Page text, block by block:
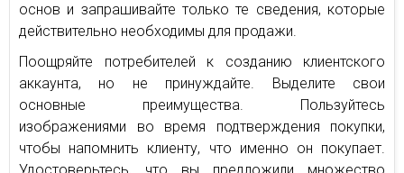
основ и запрашивайте только те сведения, которые
действительно необходимы для продажи.
Поощряйте потребителей к созданию клиентского
аккаунта, но не принуждайте. Выделите свои
основные преимущества. Пользуйтесь
изображениями во время подтверждения покупки,
чтобы напомнить клиенту, что именно он покупает.